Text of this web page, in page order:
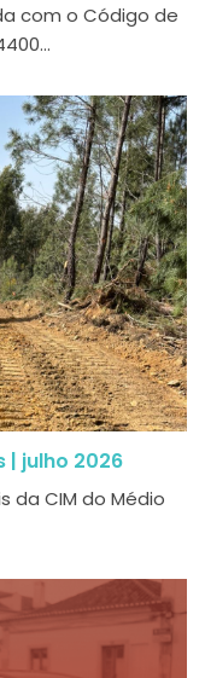
com o Código de
| julho 2026
da CIM do Médio